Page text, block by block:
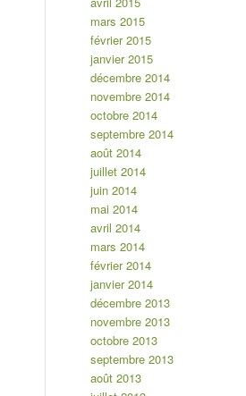
mars 2015
février 2015
janvier 2015
décembre 2014
novembre 2014
octobre 2014
septembre 2014
août 2014
juillet 2014
juin 2014
mai 2014
avril 2014
mars 2014
février 2014
janvier 2014
décembre 2013
novembre 2013
octobre 2013
septembre 2013
août 2013